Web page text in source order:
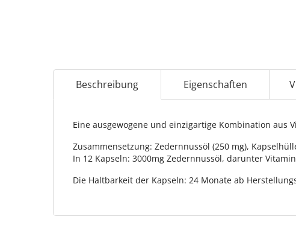
Beschreibung Eigenschaften
Eine ausgewogene und einzigartige Kombination
Zusammensetzung: Zedernnussöl (250 mg),
In 12 Kapseln: 3000mg Zedernnussöl, darunter
Die Haltbarkeit der Kapseln: 24 Monate ab